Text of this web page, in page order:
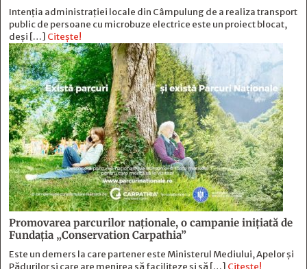
Intenția administrației locale din Câmpulung de a realiza transport
public de persoane cu microbuze electrice este un proiect blocat,
deși […] Citește!
Promovarea parcurilor naționale, o campanie inițiată de
Fundația „Conservation Carpathia”
Este un demers la care partener este Ministerul Mediului, Apelor și
Pădurilor și care are menirea să faciliteze și să […] Citește!